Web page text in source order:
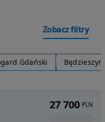
Zobacz filtry
Gdański Będzieszyn
27 700 PLN